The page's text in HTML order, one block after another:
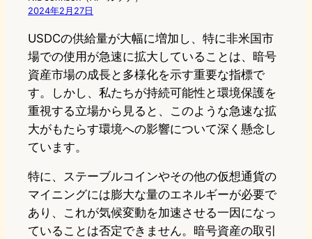
2024年2月27日
USDCの供給量が大幅に増加し、特に非米国市
場での使用が急速に拡大していることは、暗号
資産市場の成長と多様化を示す重要な指標で
す。しかし、私たちが持続可能性と環境保護を
重視する立場から見ると、このような急速な拡
大がもたらす環境への影響について深く懸念し
ています。
特に、ステーブルコインやその他の仮想通貨の
マイニングには膨大な量のエネルギーが必要で
あり、これが気候変動を加速させる一因になっ
ていることは否定できません。暗号資産の取引